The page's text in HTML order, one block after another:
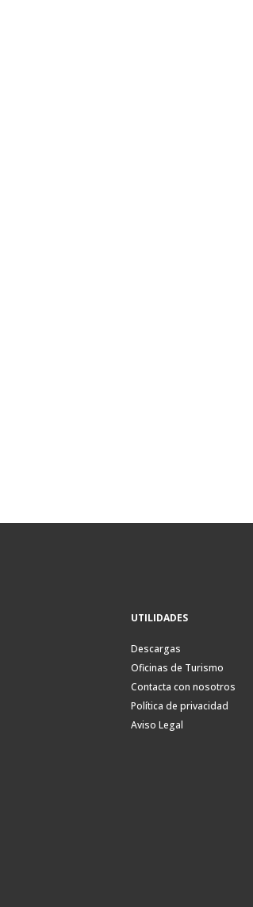
UTILIDADES
Descargas
Oficinas de Turismo
Contacta con nosotros
Política de privacidad
Aviso Legal